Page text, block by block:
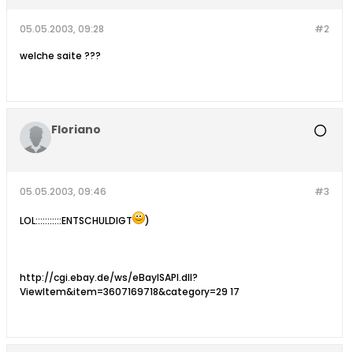
#2
05.05.2003, 09:28
welche saite ???
Floriano
#3
05.05.2003, 09:46
LOL:::::::::::ENTSCHULDIGT )
http://cgi.ebay.de/ws/eBayISAPI.dll?
ViewItem&item=3607169718&category=29 17